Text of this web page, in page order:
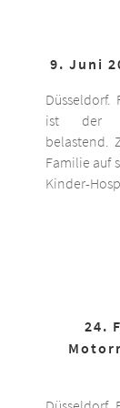
9. Juni
Düsseldorf.
ist der
belastend.
Familie auf
Kinder-
24.